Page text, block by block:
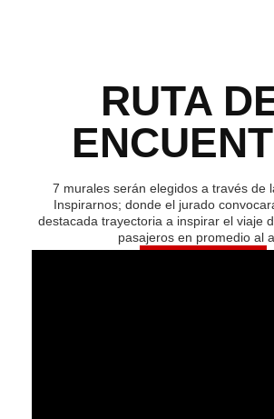
RUTA
7 murales serán elegidos a través de
Inspirarnos; donde el jurado
destacada trayectoria a inspirar el viaje
pasajeros en promedio al